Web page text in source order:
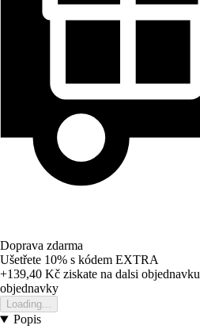
Doprava zdarma
Ušetřete 10% s kódem EXTRA
+139,40 Kč ziskate na dalsi objednavku
objednavky
Loading...
Popis